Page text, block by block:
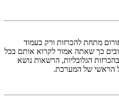
מתחת להכרזות ורק בעמוד
כך שאתה אמור לקרוא אותם בכל
הגלובליות, הרשאות נושא
הראשי של המערכת.